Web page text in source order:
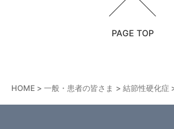
PAGE TOP
HOME 一般・患者の皆さま 結節性硬化症